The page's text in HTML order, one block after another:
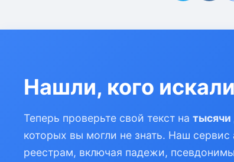
Нашли, кого
Теперь проверьте свой текст на тысячи
которых вы могли не знать. Наш сервис
реестрам, включая падежи,